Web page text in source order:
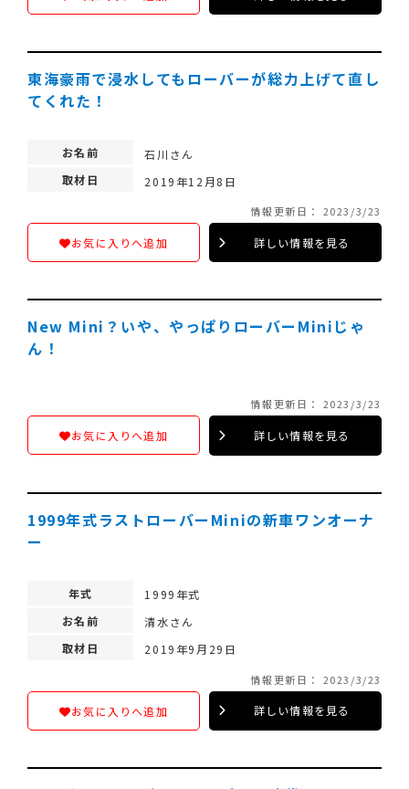
東海豪雨で浸水してもローバーが総力上げて直し
てくれた！
お名前
石川さん
取材日
2019年12月8日
情報更新日： 2023/3/23
お気に入りへ追加 詳しい情報を見る
New Mini？いや、やっぱりローバーMiniじゃ
ん！
情報更新日： 2023/3/23
お気に入りへ追加 詳しい情報を見る
1999年式ラストローバーMiniの新車ワンオーナ
ー
年式
1999年式
お名前
清水さん
取材日
2019年9月29日
情報更新日： 2023/3/23
お気に入りへ追加 詳しい情報を見る